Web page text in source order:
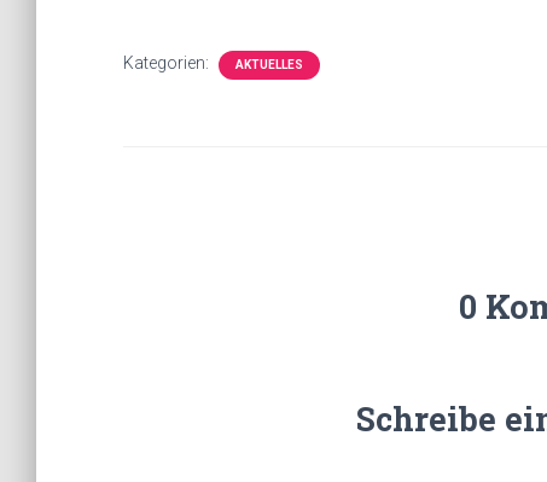
Kategorien: AKTUELLES
0
Schreibe